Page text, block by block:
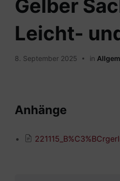
Gelber
Leicht-
8. September 2025 in
Anhänge